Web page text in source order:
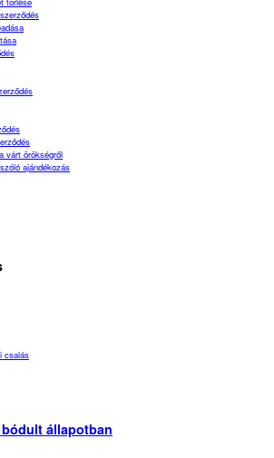
várt örökségről
ajándékozás
csalás
állapotban